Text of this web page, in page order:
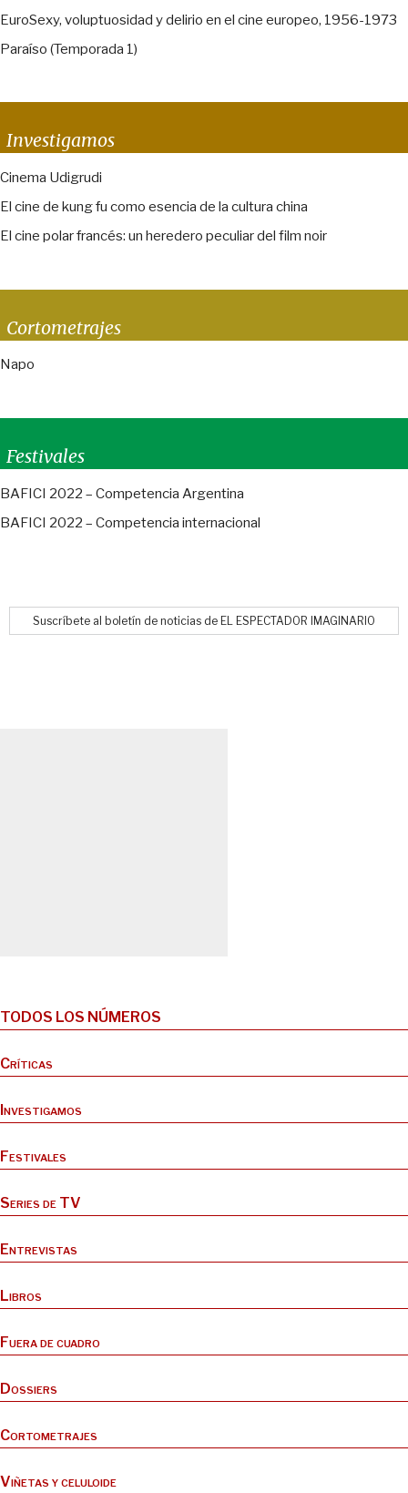
EuroSexy, voluptuosidad y delirio en el cine europeo, 1956-1973
Paraíso (Temporada 1)
Investigamos
Cinema Udigrudi
El cine de kung fu como esencia de la cultura china
El cine polar francés: un heredero peculiar del film noir
Cortometrajes
Napo
Festivales
BAFICI 2022 – Competencia Argentina
BAFICI 2022 – Competencia internacional
Suscríbete al boletín de noticias de EL ESPECTADOR IMAGINARIO
TODOS LOS NÚMEROS
Críticas
Investigamos
Festivales
Series de TV
Entrevistas
Libros
Fuera de cuadro
Dossiers
Cortometrajes
Viñetas y celuloide